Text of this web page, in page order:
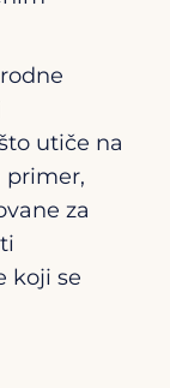
utiče na
primer,
za
koji se